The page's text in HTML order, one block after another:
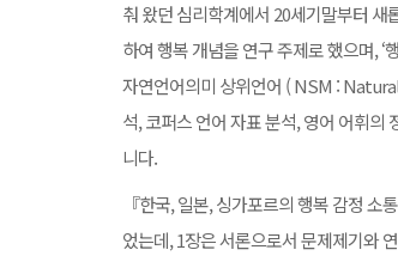
춰 왔던 심리학계에서 20세기말부터
하여 행복 개념을 연구 주제로 했으며,
자연언어의미 상위언어 ( NSM :
석, 코퍼스 언어 자표 분석, 영어 어휘의
니다.
『한국, 일본, 싱가포르의 행복 감정
었는데, 1장은 서론으로서 문제제기와